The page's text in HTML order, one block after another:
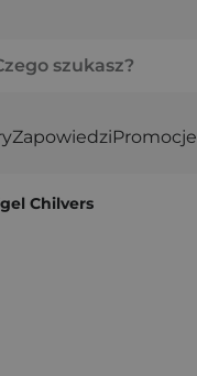
ZapowiedziPromocje
Chilvers